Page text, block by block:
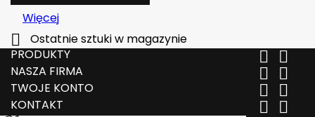
Więcej

Ostatnie sztuki w magazynie
PRODUKTY
 
NASZA FIRMA  
TWOJE KONTO  
KONTAKT  